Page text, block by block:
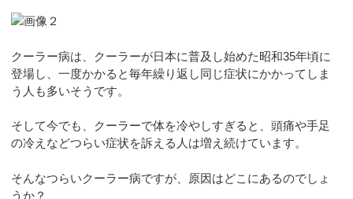
クーラー病は、クーラーが日本に普及し始めた昭和35年頃に
登場し、一度かかると毎年繰り返し同じ症状にかかってしま
う人も多いそうです。
そして今でも、クーラーで体を冷やしすぎると、頭痛や手足
の冷えなどつらい症状を訴える人は増え続けています。
そんなつらいクーラー病ですが、原因はどこにあるのでしょ
うか？